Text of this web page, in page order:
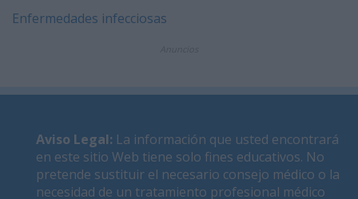
Enfermedades infecciosas
Aviso Legal: La información que usted encontrará
en este sitio Web tiene solo fines educativos. No
pretende sustituir el necesario consejo médico o la
necesidad de un tratamiento profesional médico